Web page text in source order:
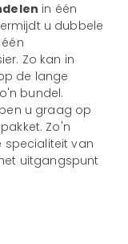
in één
u dubbele
Zo kan in
de lange
bundel.
u graag op
Zo'n
specialiteit van
uitgangspunt